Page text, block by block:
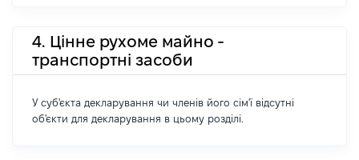
4. Цінне рухоме майно -
транспортні засоби
У суб'єкта декларування чи членів його сім'ї відсутні
об'єкти для декларування в цьому розділі.